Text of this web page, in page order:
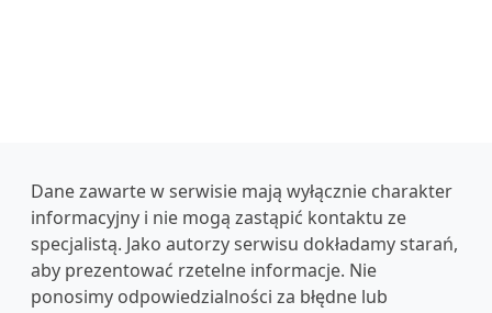
Dane zawarte w serwisie mają wyłącznie charakter
informacyjny i nie mogą zastąpić kontaktu ze
specjalistą. Jako autorzy serwisu dokładamy starań,
aby prezentować rzetelne informacje. Nie
ponosimy odpowiedzialności za błędne lub